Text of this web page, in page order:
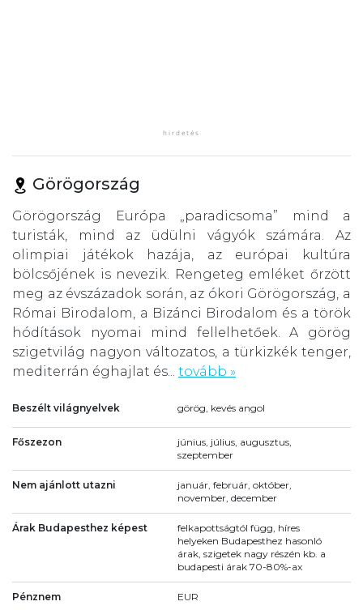
Görögország
Görögország Európa „paradicsoma” mind a
turisták, mind az üdülni vágyók számára. Az
olimpiai játékok hazája, az európai kultúra
bölcsőjének is nevezik. Rengeteg emléket őrzött
meg az évszázadok során, az ókori Görögország, a
Római Birodalom, a Bizánci Birodalom és a török
hódítások nyomai mind fellelhetőek. A görög
szigetvilág nagyon változatos, a türkizkék tenger,
mediterrán éghajlat és... tovább »
Beszélt világnyelvek görög, kevés angol
Főszezon
június, július, augusztus,
szeptember
Nem ajánlott utazni
január, február, október,
november, december
Árak Budapesthez képest
felkapottságtól függ, híres
helyeken Budapesthez hasonló
árak, szigetek nagy részén kb. a
budapesti árak 70-80%-ax
Pénznem EUR